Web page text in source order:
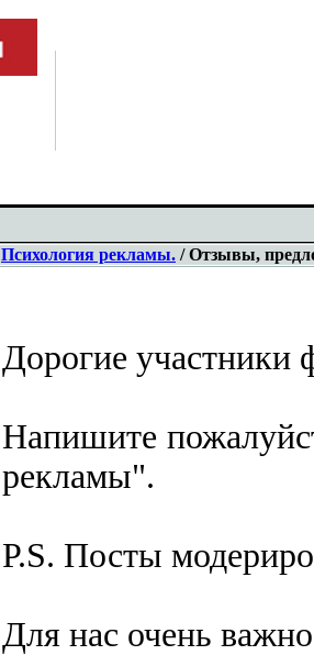
Психология рекламы. / Отзывы,
Дорогие участники
Напишите
рекламы".
P.S. Посты
Для нас очень